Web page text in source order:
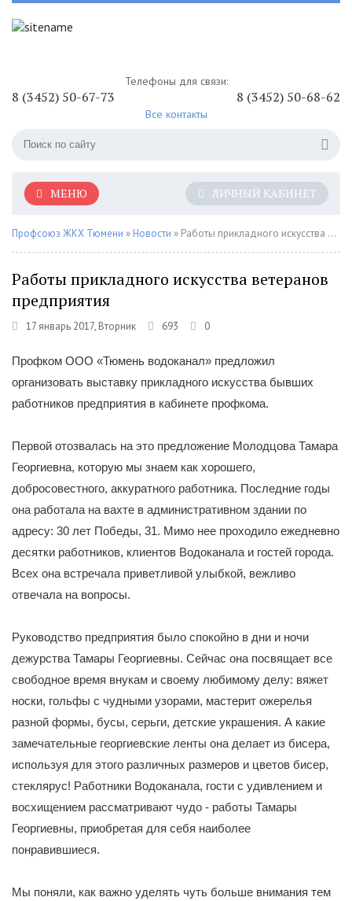
Телефоны для связи:
8 (3452) 50-67-73 8 (3452) 50-68-62
Все контакты
ЛИЧНЫЙ КАБИНЕТ
МЕНЮ
Профсоюз ЖКХ Тюмени » Новости » Работы прикладного искусства ветеранов предприятия
Работы прикладного искусства ветеранов
предприятия
17 январь 2017, Вторник 693 0
Профком ООО «Тюмень водоканал» предложил
организовать выставку прикладного искусства бывших
работников предприятия в кабинете профкома.
Первой отозвалась на это предложение Молодцова Тамара
Георгиевна, которую мы знаем как хорошего,
добросовестного, аккуратного работника. Последние годы
она работала на вахте в административном здании по
адресу: 30 лет Победы, 31. Мимо нее проходило ежедневно
десятки работников, клиентов Водоканала и гостей города.
Всех она встречала приветливой улыбкой, вежливо
отвечала на вопросы.
Руководство предприятия было спокойно в дни и ночи
дежурства Тамары Георгиевны. Сейчас она посвящает все
свободное время внукам и своему любимому делу: вяжет
носки, гольфы с чудными узорами, мастерит ожерелья
разной формы, бусы, серьги, детские украшения. А какие
замечательные георгиевские ленты она делает из бисера,
используя для этого различных размеров и цветов бисер,
стеклярус! Работники Водоканала, гости с удивлением и
восхищением рассматривают чудо - работы Тамары
Георгиевны, приобретая для себя наиболее
понравившиеся.
Мы поняли, как важно уделять чуть больше внимания тем